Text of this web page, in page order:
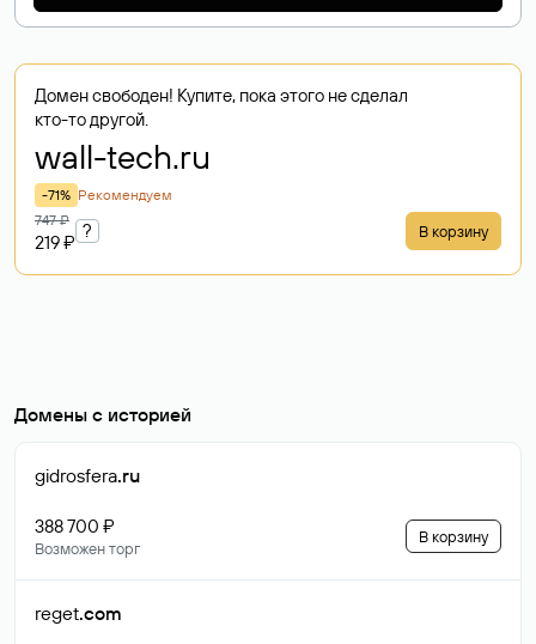
Домен свободен! Купите, пока этого не сделал
кто-то другой.
wall-tech.ru
-71% Рекомендуем
747 ₽
219 ₽
? В корзину
Домены с историей
gidrosfera.ru
388 700 ₽
Возможен торг
В корзину
reget.com